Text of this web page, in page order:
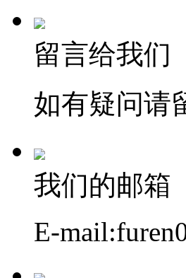
留言给我们
如有疑问请
我们的邮箱
E-